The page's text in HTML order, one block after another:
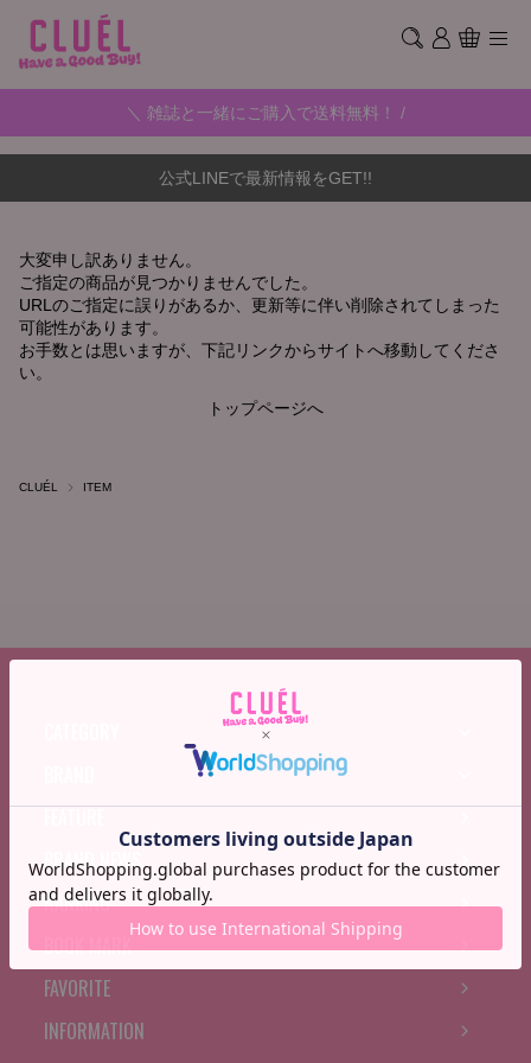
＼ 雑誌と一緒にご購入で送料無料！ /
公式LINEで最新情報をGET!!
大変申し訳ありません。
ご指定の商品が見つかりませんでした。
URLのご指定に誤りがあるか、更新等に伴い削除されてしまった
可能性があります。
お手数とは思いますが、下記リンクからサイトへ移動してくださ
い。
トップページへ
CLUÉL ITEM
BRAND NEWS
RANKING
BOOK MARK
FAVORITE
INFORMATION